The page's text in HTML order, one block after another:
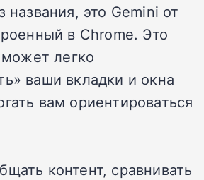
названия, это Gemini от
в Chrome. Это
может легко
ваши вкладки и окна
вам ориентироваться
контент, сравнивать